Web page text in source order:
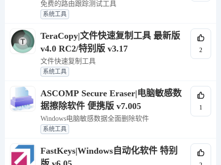
免费的路由跟踪测试工具
系统工具
TeraCopy|文件快速复制工具 最新版
v4.0 RC2/特别版 v3.17
文件快速复制工具
系统工具
2
ASCOMP Secure Eraser|电脑敏感数
据擦除软件 便携版 v7.005
Windows电脑敏感数据全面删除软件
系统工具
1
FastKeys|Windows自动化软件 特别